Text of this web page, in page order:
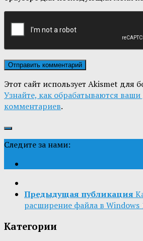
Этот сайт использует Akismet для
Узнайте, как обрабатываются
комментариев.
Следите за нами:
Предыдущая публикация
расширение файла в Windows
Категории